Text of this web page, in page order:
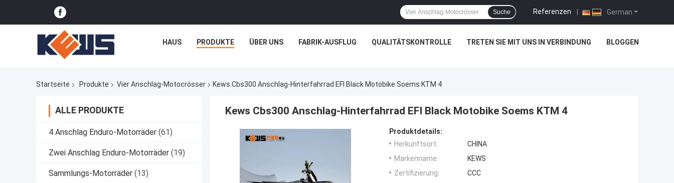
German
Referenzen |
Suche
HAUS PRODUKTE ÜBER UNS FABRIK-AUSFLUG QUALITÄTSKONTROLLE TRETEN SIE MIT UNS IN VERBINDUNG BLOGGEN
Startseite Produkte Vier Anschlag-Motocrösser Kews Cbs300 Anschlag-Hinterfahrrad EFI Black Motobike Soems KTM 4
ALLE PRODUKTE
4 Anschlag Enduro-Motorräder (61)
Zwei Anschlag Enduro-Motorräder (19)
Sammlungs-Motorräder (13)
Kews Cbs300 Anschlag-Hinterfahrrad EFI Black Motobike Soems KTM 4
Produktdetails:
Herkunftsort:
CHINA
Markenname:
KEWS
Zertifizierung:
CCC